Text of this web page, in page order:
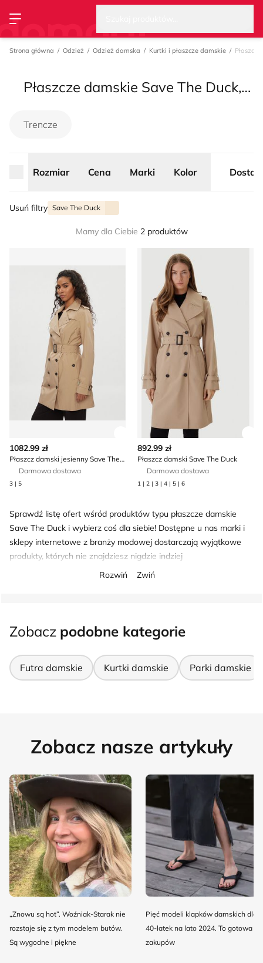
Przełącz menu
Strona główna Odzież Odzież damska Kurtki i płaszcze damskie
Płaszcze damskie Save The Duck, lato 2026
Trencze
Rozmiar Cena Marki Kolor
Usuń filtry Save The Duck
Mamy dla Ciebie 2 produktów
Płaszcz damski jesienny Save The Duck
Zobacz szczegóły produktu
1082.99 zł
Płaszcz damski jesienny Save The Duck
Darmowa dostawa
3 | 5
Płaszcz damski Save The
892.99 zł
Płaszcz damski Save The Duck
Darmowa dostawa
1 | 2 | 3 | 4 | 5 | 6
Sprawdź listę ofert wśród produktów typu płaszcze damskie
Save The Duck i wybierz coś dla siebie! Dostępne u nas marki i
sklepy internetowe z branży modowej dostarczają wyjątkowe
produkty, których nie znajdziesz nigdzie indziej
Rozwiń
Zwiń
Zobacz podobne kategorie
Futra damskie Kurtki damskie Parki damskie
Zobacz nasze artykuły
„Znowu są hot”. Woźniak-Starak nie
rozstaje się z tym modelem butów.
Są wygodne i piękne
Pięć modeli klapków damskich dla
40-latek na lato 2024. To gotowa
zakupów